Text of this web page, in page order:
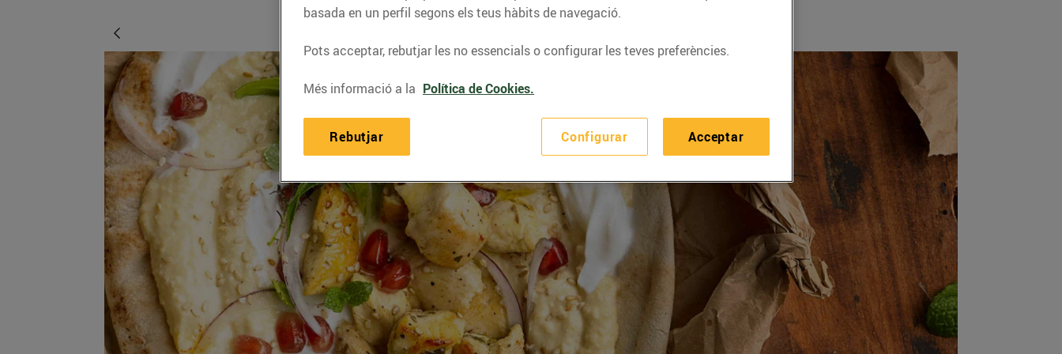
basada en un perfil segons els teus hàbits de navegació.
Pots acceptar, rebutjar les no essencials o configurar les teves preferències.
Més informació a la Política de Cookies.
Configurar
Rebutjar Acceptar